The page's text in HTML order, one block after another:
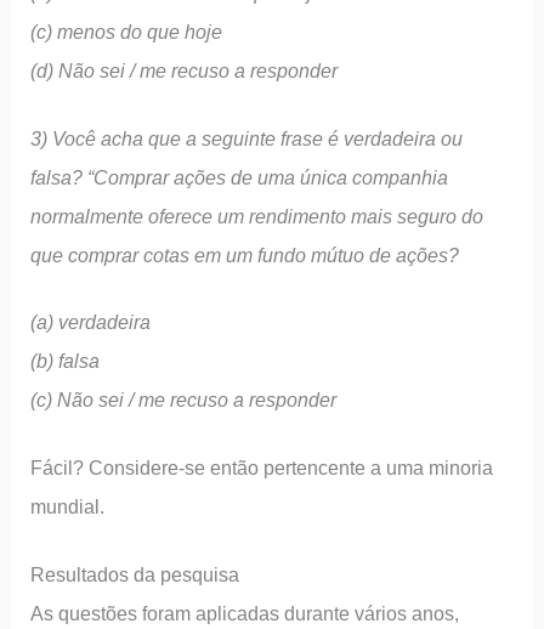
(c) menos do que hoje
(d) Não sei / me recuso a responder
3) Você acha que a seguinte frase é verdadeira ou
falsa? “Comprar ações de uma única companhia
normalmente oferece um rendimento mais seguro do
que comprar cotas em um fundo mútuo de ações?
(a) verdadeira
(b) falsa
(c) Não sei / me recuso a responder
Fácil? Considere-se então pertencente a uma minoria
mundial.
Resultados da pesquisa
As questões foram aplicadas durante vários anos,